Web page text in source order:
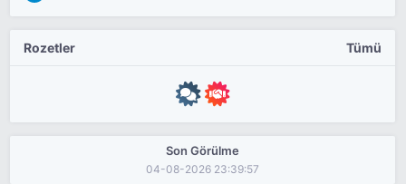
Rozetler Tümü
Son Görülme
04-08-2026 23:39:57